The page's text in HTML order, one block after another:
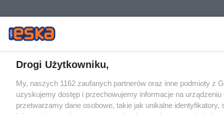
Drogi Użytkowniku,
My, naszych 1162 zaufanych partnerów oraz inne podmioty z
uzyskujemy dostęp i przechowujemy informacje na urządzeniu
przetwarzamy dane osobowe, takie jak unikalne identyfikatory,